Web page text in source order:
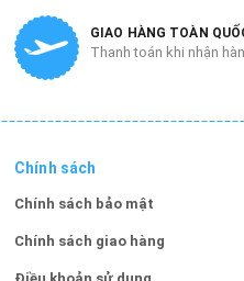
GIAO HÀNG TOÀN
Thanh toán khi nhận
Chính sách
Chính sách bảo mật
Chính sách giao hàng